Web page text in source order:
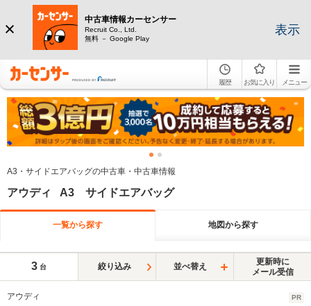
中古車情報カーセンサー
Recruit Co., Ltd.
無料 － Google Play
表示
履歴 お気に入り メニュー
A3・サイドエアバッグの中古車・中古車情報
アウディ A3 サイドエアバッグ
一覧から探す 地図から探す
3 台 絞り込み 並べ替え
更新時に
メール受信
アウディ PR